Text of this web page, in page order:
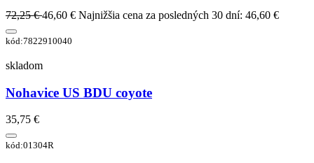
72,25 €46,60 € Najnižšia cena za posledných 30 dní: 46,60 €
kód:7822910040
skladom
Nohavice US BDU coyote
35,75 €
kód:01304R